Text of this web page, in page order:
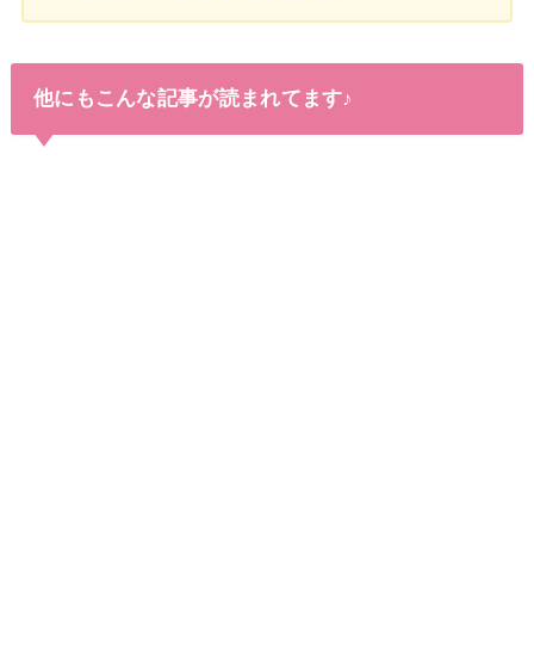
他にもこんな記事が読まれてます♪